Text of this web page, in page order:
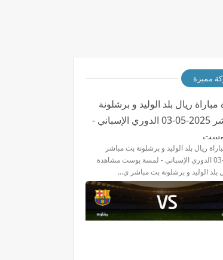
مميزة
ريال بلد الوليد و برشلونة
بث مباشر 2025-05-03 الدوري الإسباني -
ريال بلد الوليد و برشلونة بث مباشر
2025-05-03 الدوري الإسباني - لمسة بوست مشاهدة
بلد الوليد و برشلونة بث مباشر ي…